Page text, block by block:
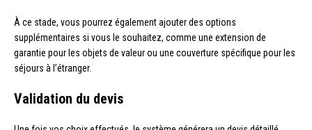
À ce stade, vous pourrez également ajouter des options
supplémentaires si vous le souhaitez, comme une extension de
garantie pour les objets de valeur ou une couverture spécifique pour les
séjours à l’étranger.
Validation du devis